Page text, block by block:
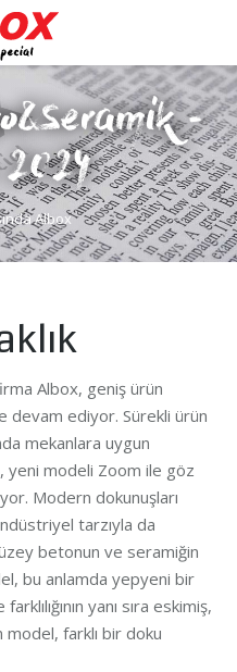
-
Albox
Albox, geniş ürün
devam ediyor. Sürekli ürün
mekanlara uygun
yeni modeli Zoom ile göz
Modern dokunuşları
tarzıyla da
betonun ve seramiğin
bu anlamda yepyeni bir
yanı sıra eskimiş,
model, farklı bir doku